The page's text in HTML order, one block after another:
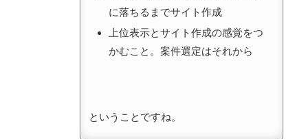
に落ちるまでサイト作成
上位表示とサイト作成の感覚をつ
かむこと。案件選定はそれから
ということですね。